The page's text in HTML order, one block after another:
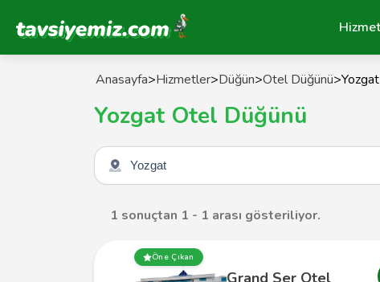
Tavsiyemiz Anasayfa
Anasayfa>Hizmetler>Düğün>Otel Düğünü>Yozgat
Yozgat Otel Düğünü
Şehir seçin
1 sonuçtan 1 - 1 arası gösteriliyor.
Öne Çıkan
Grand Ser Otel